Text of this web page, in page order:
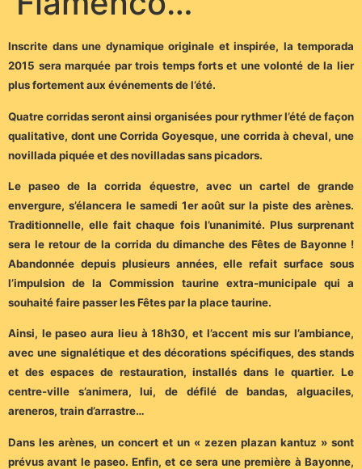
Inscrite dans une dynamique originale et inspirée, la temporada
2015 sera marquée par trois temps forts et une volonté de la lier
plus fortement aux événements de l’été.
Quatre corridas seront ainsi organisées pour rythmer l’été de façon
qualitative, dont une Corrida Goyesque, une corrida à cheval, une
novillada piquée et des novilladas sans picadors.
Le paseo de la corrida équestre, avec un cartel de grande
envergure, s’élancera le samedi 1er août sur la piste des arènes.
Traditionnelle, elle fait chaque fois l’unanimité. Plus surprenant
sera le retour de la corrida du dimanche des Fêtes de Bayonne !
Abandonnée depuis plusieurs années, elle refait surface sous
l’impulsion de la Commission taurine extra-municipale qui a
souhaité faire passer les Fêtes par la place taurine.
Ainsi, le paseo aura lieu à 18h30, et l’accent mis sur l’ambiance,
avec une signalétique et des décorations spécifiques, des stands
et des espaces de restauration, installés dans le quartier. Le
centre-ville s’animera, lui, de défilé de bandas, alguaciles,
areneros, train d’arrastre…
Dans les arènes, un concert et un « zezen plazan kantuz » sont
prévus avant le paseo. Enfin, et ce sera une première à Bayonne,